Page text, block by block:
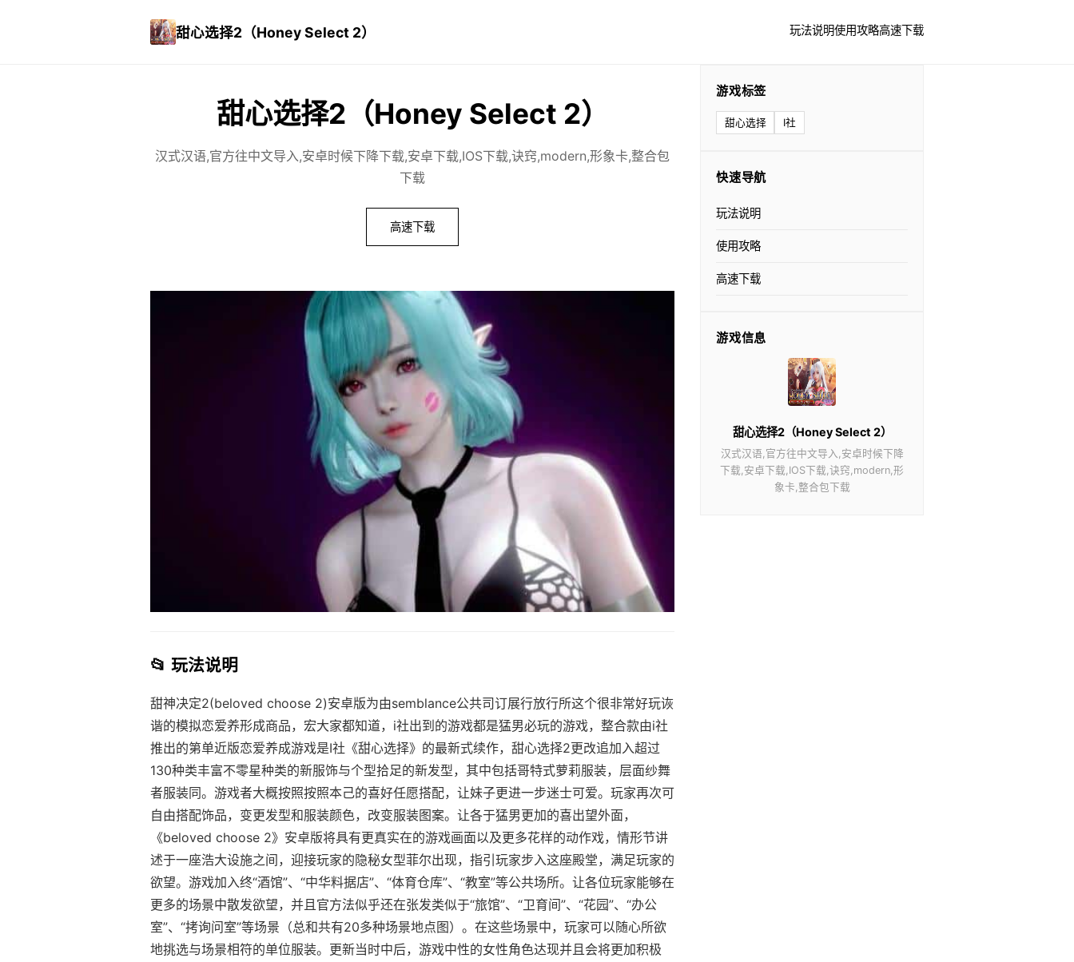
甜心选择2（Honey Select 2） 玩法说明使用攻略高速下载
甜心选择2（Honey Select 2）
汉式汉语,官方往中文导入,安卓时候下降下载,安卓下载,IOS下载,诀窍,modern,形象卡,整合包
下载
高速下载
📂 玩法说明
甜神决定2(beloved choose 2)安卓版为由semblance公共司订展行放行所这个很非常好玩诙
谐的模拟恋爱养形成商品，宏大家都知道，i社出到的游戏都是猛男必玩的游戏，整合款由i社
推出的第单近版恋爱养成游戏是I社《甜心选择》的最新式续作，甜心选择2更改追加入超过
130种类丰富不零星种类的新服饰与个型拾足的新发型，其中包括哥特式萝莉服装，层面纱舞
者服装同。游戏者大概按照按照本己的喜好任愿搭配，让妹子更进一步迷士可爱。玩家再次可
自由搭配饰品，变更发型和服装颜色，改变服装图案。让各于猛男更加的喜出望外面，
《beloved choose 2》安卓版将具有更真实在的游戏画面以及更多花样的动作戏，情形节讲
述于一座浩大设施之间，迎接玩家的隐秘女型菲尔出现，指引玩家步入这座殿堂，满足玩家的
欲望。游戏加入终“酒馆”、“中华料据店”、“体育仓库”、“教室”等公共场所。让各位玩家能够在
更多的场景中散发欲望，并且官方法似乎还在张发类似于“旅馆”、“卫育间”、“花园”、“办公
室”、“拷询问室”等场景（总和共有20多种场景地点图）。在这些场景中，玩家可以随心所欲
地挑选与场景相符的单位服装。更新当时中后，游戏中性的女性角色达现并且会将更加积极
游戏标签
甜心选择 I社
快速导航
玩法说明
使用攻略
高速下载
游戏信息
甜心选择2（Honey Select 2）
汉式汉语,官方往中文导入,安卓时候下降
下载,安卓下载,IOS下载,诀窍,modern,形
象卡,整合包下载